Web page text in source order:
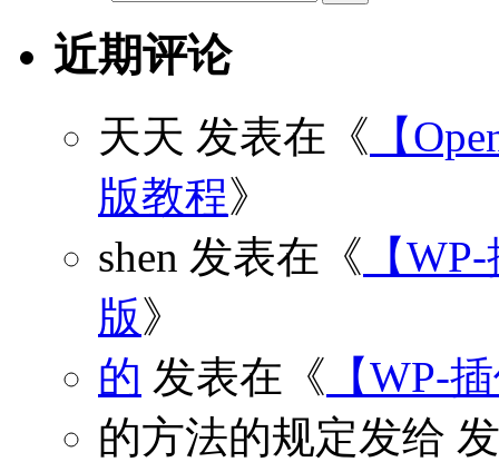
近期评论
天天 发表在《 【
版教程》
shen 发表在《 【
版》
的 发表在《 【WP-
的方法的规定发给